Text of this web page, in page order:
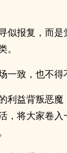
似报复，而
一致，也不得
利益背叛恶
，将大家卷